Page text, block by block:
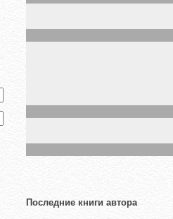
Последние книги автора